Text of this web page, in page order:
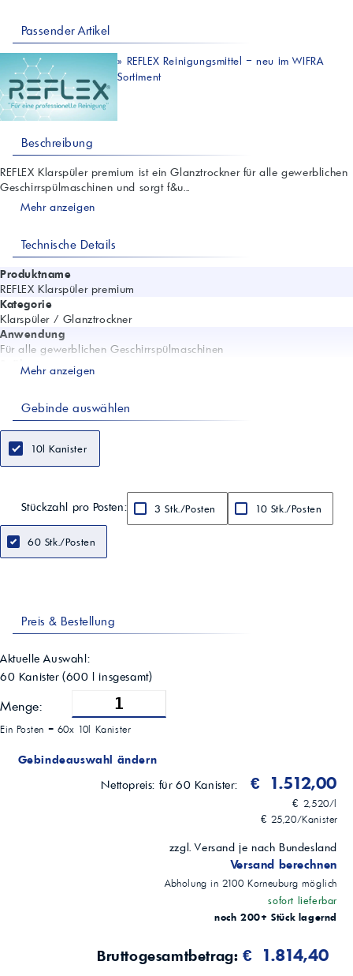
Passender Artikel
» REFLEX Reinigungsmittel – neu im WIFRA
Sortiment
Beschreibung
REFLEX Klarspüler premium ist ein Glanztrockner für alle gewerblichen
Geschirrspülmaschinen und sorgt f&u...
Mehr anzeigen
Technische Details
Produktname
REFLEX Klarspüler premium
Kategorie
Klarspüler / Glanztrockner
Anwendung
Für alle gewerblichen Geschirrspülmaschinen
Spülgut
Geschirr, Besteck, Glas
Brillanter Glanz; gegen Wasserflecken und Kalkablagerungen; entfernt
Speise- und Reinigerreste
Dosierung
0,1 g/l - 0,19 g/l (abhängig von Spülgut, Verschmutzungsgrad,
Wasserhärte)
Chemische Basis
Tensid, Alkohol
Inhaltsstoffe
Citronensäure; Isopropanol; Tenside; Komplexbildner; Farbstoff
Neutral
Verarbeitungstemperatur
Dichte (20°C)
ca. 0,95 g/ml
24 Monate
Empf. Lagertemperatur
Gebindegrößen
Mehr anzeigen
Gebinde auswählen
10l Kanister
Stückzahl pro Posten: 3 Stk./Posten 10 Stk./Posten
60 Stk./Posten
Preis & Bestellung
Aktuelle Auswahl:
60 Kanister (600 l insgesamt)
Menge:
Ein Posten = 60x 10l Kanister
Gebindeauswahl ändern
Nettopreis: für 60 Kanister: € 1.512,00
€ 2,520/l
€ 25,20/Kanister
zzgl. Versand je nach Bundesland
Versand berechnen
Abholung in2100 Korneuburg möglich
sofort lieferbar
noch 200+ Stück lagernd
Bruttogesamtbetrag: € 1.814,40